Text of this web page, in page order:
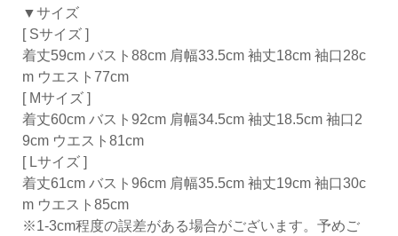
▼サイズ
[ Sサイズ ]
着丈59cm バスト88cm 肩幅33.5cm 袖丈18cm 袖口28c
m ウエスト77cm
[ Mサイズ ]
着丈60cm バスト92cm 肩幅34.5cm 袖丈18.5cm 袖口2
9cm ウエスト81cm
[ Lサイズ ]
着丈61cm バスト96cm 肩幅35.5cm 袖丈19cm 袖口30c
m ウエスト85cm
※1-3cm程度の誤差がある場合がございます。予めご